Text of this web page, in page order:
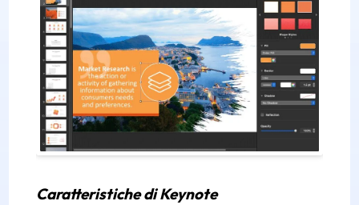
Caratteristiche di Keynote